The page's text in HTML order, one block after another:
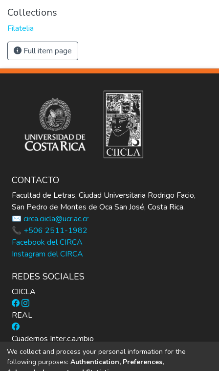
Collections
Filatelia
Full item page
CONTACTO
Facultad de Letras, Ciudad Universitaria Rodrigo Facio,
San Pedro de Montes de Oca San José, Costa Rica.
✉️ circa.ciicla@ucr.ac.cr
📞 +506 2511-1982
Facebook del CIRCA
Instagram del CIRCA
REDES SOCIALES
CIICLA
REAL
Cuadernos Inter.c.a.mbio
We collect and process your personal information for the
following purposes: Authentication, Preferences,